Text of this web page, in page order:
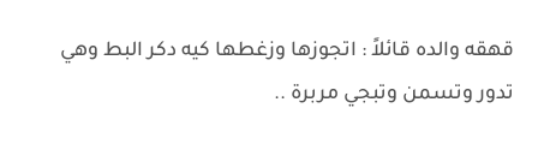
قهقه والده قائلاً : اتجوزها وزغطها كيه دكر البط وهي
تدور وتسمن وتبجي مربرة ..